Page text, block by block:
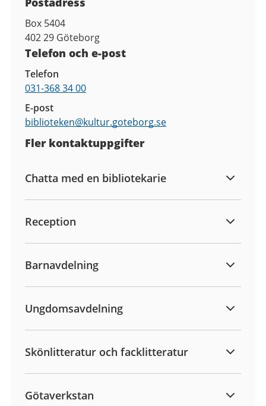
Box 5404
402 29 Göteborg
Telefon och e-post
Telefon
031-368 34 00
E-post
biblioteken@kultur.goteborg.se
Fler kontaktuppgifter
Chatta med en bibliotekarie
Reception
Barnavdelning
Ungdomsavdelning
Skönlitteratur och facklitteratur
Götaverkstan